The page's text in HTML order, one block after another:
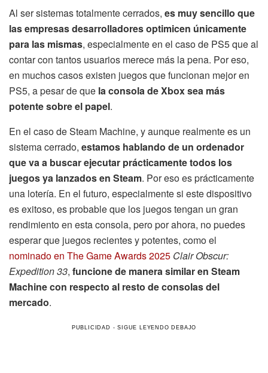
Al ser sistemas totalmente cerrados, es muy sencillo que
las empresas desarrolladores optimicen únicamente
para las mismas, especialmente en el caso de PS5 que al
contar con tantos usuarios merece más la pena. Por eso,
en muchos casos existen juegos que funcionan mejor en
PS5, a pesar de que la consola de Xbox sea más
potente sobre el papel.
En el caso de Steam Machine, y aunque realmente es un
sistema cerrado, estamos hablando de un ordenador
que va a buscar ejecutar prácticamente todos los
juegos ya lanzados en Steam. Por eso es prácticamente
una lotería. En el futuro, especialmente si este dispositivo
es exitoso, es probable que los juegos tengan un gran
rendimiento en esta consola, pero por ahora, no puedes
esperar que juegos recientes y potentes, como el
nominado en The Game Awards 2025 Clair Obscur:
Expedition 33, funcione de manera similar en Steam
Machine con respecto al resto de consolas del
mercado.